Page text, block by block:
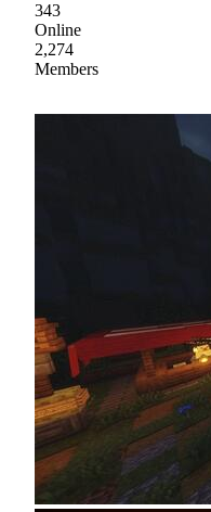
343
Online
2,274
Members